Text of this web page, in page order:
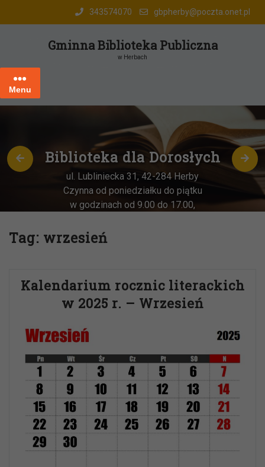
343574070 gbpherby@poczta.onet.pl
Gminna Biblioteka Publiczna
w Herbach
Menu
Biblioteka dla Dorosłych
ul. Lubliniecka 31, 42-284 Herby
Czynna od poniedziałku do piątku
w godzinach od 9.00 do 17.00,
w godz. 9:00-13:00
Tag: wrzesień
Kalendarium rocznic literackich
w 2025 r. – Wrzesień